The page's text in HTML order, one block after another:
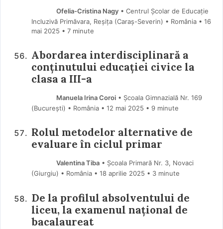
Ofelia-Cristina Nagy• Centrul Școlar de Educație
Incluzivă Primăvara, Reșița (Caraş-Severin) • România
16
mai 2025 • 7 minute
Abordarea interdisciplinară a
conținutului educației civice la
clasa a III-a
Manuela Irina Coroi• Școala Gimnazială Nr. 169
(Bucureşti) • România
12 mai 2025 • 9 minute
Rolul metodelor alternative de
evaluare în ciclul primar
Valentina Tiba• Școala Primară Nr. 3, Novaci
(Giurgiu) • România
18 aprilie 2025 • 3 minute
De la profilul absolventului de
liceu, la examenul național de
bacalaureat